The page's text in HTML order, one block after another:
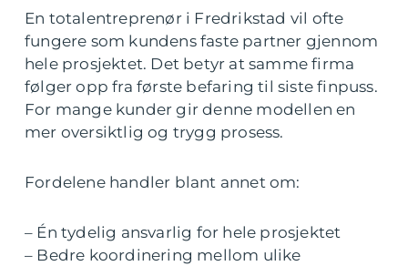
En totalentreprenør i Fredrikstad vil ofte
fungere som kundens faste partner gjennom
hele prosjektet. Det betyr at samme firma
følger opp fra første befaring til siste finpuss.
For mange kunder gir denne modellen en
mer oversiktlig og trygg prosess.
Fordelene handler blant annet om:
– Én tydelig ansvarlig for hele prosjektet
– Bedre koordinering mellom ulike